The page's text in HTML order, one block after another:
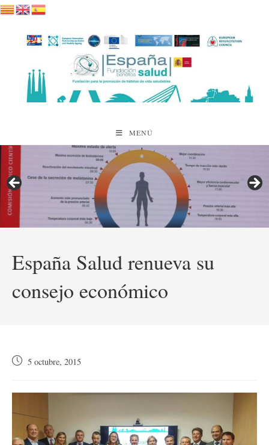
Saltar
contenido
MENÚ
España Salud renueva su
consejo económico
Publicación
5 octubre, 2015